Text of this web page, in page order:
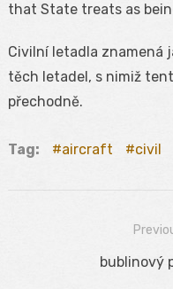
that State treats as
Civilní letadla znamená
těch letadel, s nimiž
přechodně.
Tag: aircraft civil
NavigáciaPrevious
bublinový